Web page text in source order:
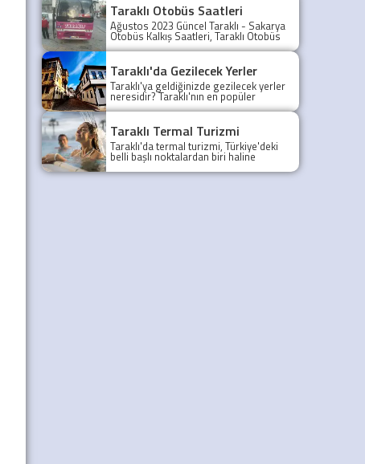
Taraklı Otobüs Saatleri
Ağustos 2023 Güncel Taraklı - Sakarya
Otobüs Kalkış Saatleri, Taraklı Otobüs
Saatler 2021, Taraklı Otobüs Tarifesi,
Taraklı - Sakarya Son Otobüs Ne
zaman? Sakarya Taraklı İlk Otobüs Ne
Zaman, Sakarya Taraklı Otobüs Saatleri,
Taraklı Koop Otobüs Saatleri
Taraklı'da Gezilecek Yerler
Taraklı'ya geldiğinizde gezilecek yerler
neresidir? Taraklı'nın en popüler
gezilecek yerleri yazımızda.
Taraklı Termal Turizmi
Taraklı'da termal turizmi, Türkiye'deki
belli başlı noktalardan biri haline
gelmiştir.